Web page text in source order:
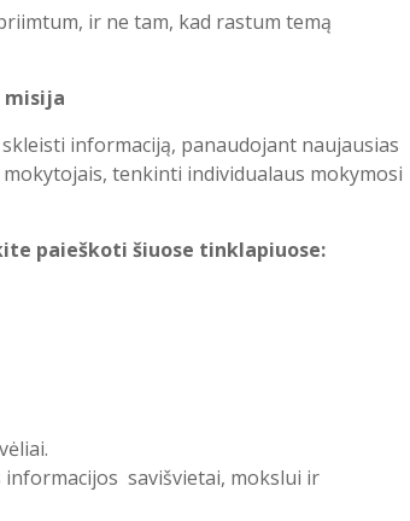
ir ne tam, kad rastum temą
misija
informaciją, panaudojant naujausias
tenkinti individualaus mokymosi
paieškoti šiuose tinklapiuose:
savišvietai, mokslui ir